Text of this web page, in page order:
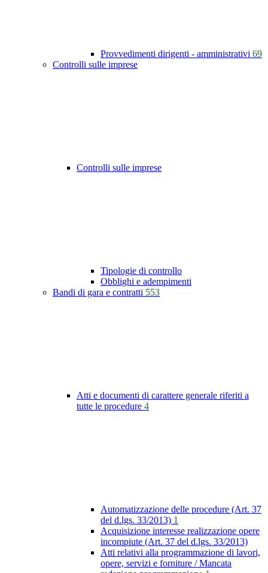
Provvedimenti dirigenti - amministrativi 69
Controlli sulle imprese
Controlli sulle imprese
Tipologie di controllo
Obblighi e adempimenti
Bandi di gara e contratti 553
Atti e documenti di carattere generale riferiti a
tutte le procedure 4
Automatizzazione delle procedure (Art. 37
del d.lgs. 33/2013) 1
Acquisizione interesse realizzazione opere
incompiute (Art. 37 del d.lgs. 33/2013)
Atti relativi alla programmazione di lavori,
opere, servizi e forniture / Mancata